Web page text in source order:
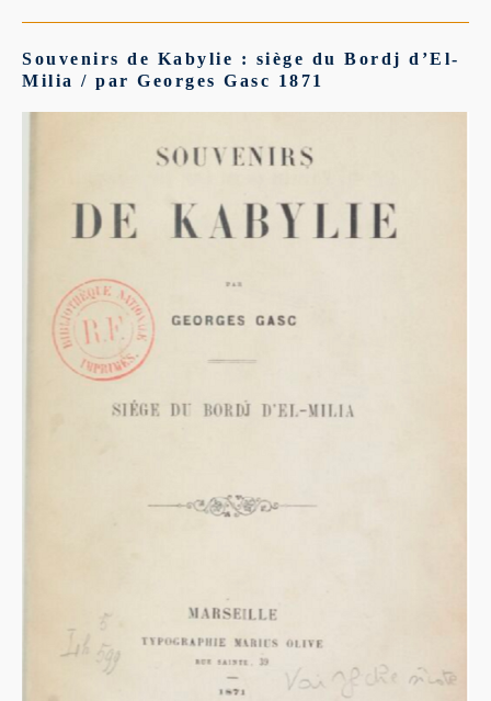
Souvenirs de Kabylie : siège du Bordj d’El-
Milia / par Georges Gasc 1871